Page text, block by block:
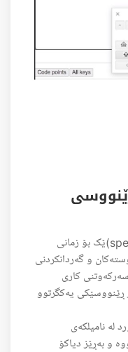
بۆ دروستکردنی هەڵەچن (spell checker)ێک بۆ زمانی
و گەردانکردنی
کاری
ڕێنووسێکی یەکگرتوو
لە نامیلکەی
و بەڕێز دیاکۆ